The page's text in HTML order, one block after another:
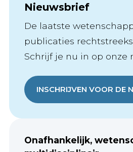
Nieuwsbrief
De laatste
publicaties
Schrijf je nu in op onze
INSCHRIJVEN VOOR DE
Onafhankelijk,